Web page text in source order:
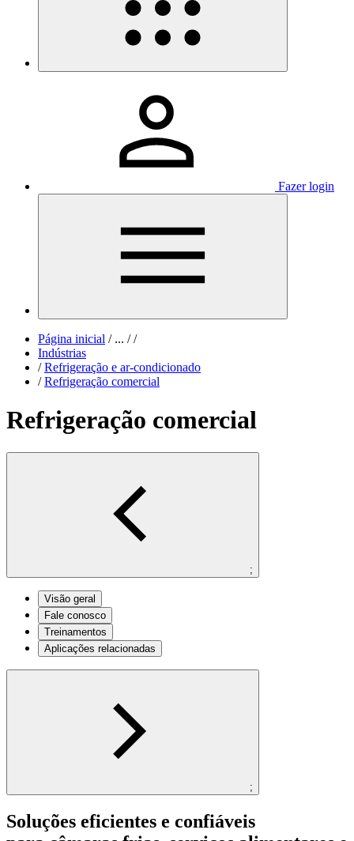
Fazer login
Página inicial /... / /
Indústrias
/ Refrigeração e ar-condicionado
/ Refrigeração comercial
Refrigeração comercial
;
Visão geral
Fale conosco
Treinamentos
Aplicações relacionadas
;
Soluções eficientes e confiáveis